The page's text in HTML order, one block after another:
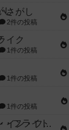
さがし
2件の投稿
イク
1件の投稿
1件の投稿
1件の投稿
ファースト・イン・フライト